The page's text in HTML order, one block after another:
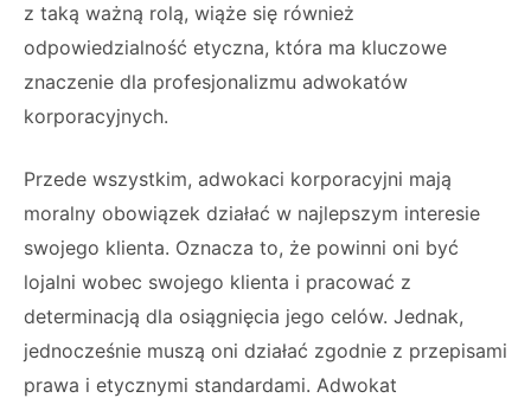
z taką ważną rolą, wiąże się również
odpowiedzialność etyczna, która ma kluczowe
znaczenie dla profesjonalizmu adwokatów
korporacyjnych.
Przede wszystkim, adwokaci korporacyjni mają
moralny obowiązek działać w najlepszym interesie
swojego klienta. Oznacza to, że powinni oni być
lojalni wobec swojego klienta i pracować z
determinacją dla osiągnięcia jego celów. Jednak,
jednocześnie muszą oni działać zgodnie z przepisami
prawa i etycznymi standardami. Adwokat